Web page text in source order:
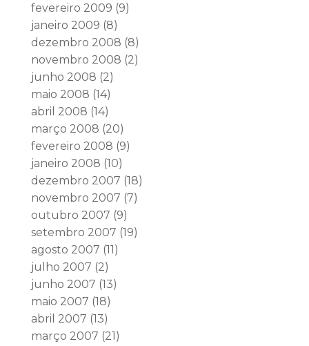
fevereiro 2009 (9)
janeiro 2009 (8)
dezembro 2008 (8)
novembro 2008 (2)
junho 2008 (2)
maio 2008 (14)
abril 2008 (14)
março 2008 (20)
fevereiro 2008 (9)
janeiro 2008 (10)
dezembro 2007 (18)
novembro 2007 (7)
outubro 2007 (9)
setembro 2007 (19)
agosto 2007 (11)
julho 2007 (2)
junho 2007 (13)
maio 2007 (18)
abril 2007 (13)
março 2007 (21)